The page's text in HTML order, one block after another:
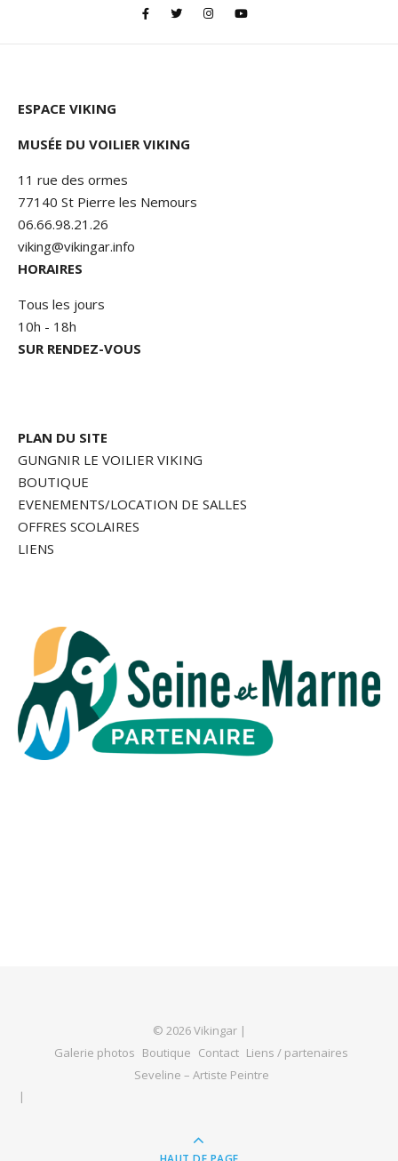
ESPACE VIKING
MUSÉE DU VOILIER VIKING
11 rue des ormes
77140 St Pierre les Nemours
06.66.98.21.26
viking@vikingar.info
HORAIRES
Tous les jours
10h - 18h
SUR RENDEZ-VOUS
PLAN DU SITE
GUNGNIR LE VOILIER VIKING
BOUTIQUE
EVENEMENTS/LOCATION DE SALLES
OFFRES SCOLAIRES
LIENS
© 2026 Vikingar |
Galerie photos Boutique Contact Liens / partenaires
Seveline – Artiste Peintre